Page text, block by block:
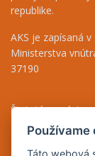
republike.
AKS je zapísaná
Ministerstva
37190
Štatutárny
Riaditeľka - Ing.
Používame
Táto webová